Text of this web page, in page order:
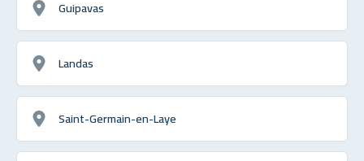
Guipavas
Landas
Saint-Germain-en-Laye